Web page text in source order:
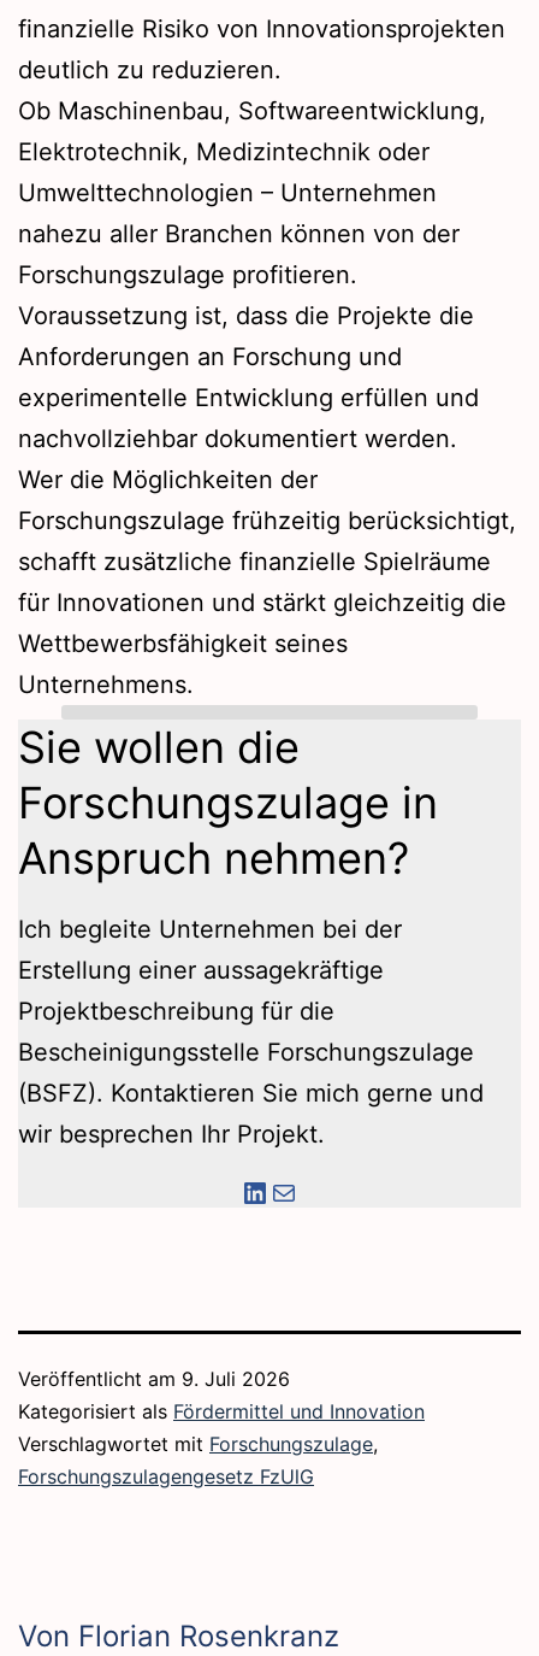
finanzielle Risiko von Innovationsprojekten
deutlich zu reduzieren.
Ob Maschinenbau, Softwareentwicklung,
Elektrotechnik, Medizintechnik oder
Umwelttechnologien – Unternehmen
nahezu aller Branchen können von der
Forschungszulage profitieren.
Voraussetzung ist, dass die Projekte die
Anforderungen an Forschung und
experimentelle Entwicklung erfüllen und
nachvollziehbar dokumentiert werden.
Wer die Möglichkeiten der
Forschungszulage frühzeitig berücksichtigt,
schafft zusätzliche finanzielle Spielräume
für Innovationen und stärkt gleichzeitig die
Wettbewerbsfähigkeit seines
Unternehmens.
Sie wollen die
Forschungszulage in
Anspruch nehmen?
Ich begleite Unternehmen bei der
Erstellung einer aussagekräftige
Projektbeschreibung für die
Bescheinigungsstelle Forschungszulage
(BSFZ). Kontaktieren Sie mich gerne und
wir besprechen Ihr Projekt.
LinkedIn
E-Mail
Veröffentlicht am 9. Juli 2026
Kategorisiert als Fördermittel und Innovation
Verschlagwortet mit Forschungszulage,
Forschungszulagengesetz FzUlG
Von Florian Rosenkranz